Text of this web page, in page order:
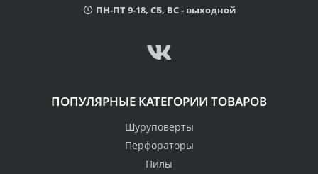
ПН-ПТ 9-18, СБ, ВС - выходной
ПОПУЛЯРНЫЕ КАТЕГОРИИ ТОВАРОВ
Шуруповерты
Перфораторы
Пилы